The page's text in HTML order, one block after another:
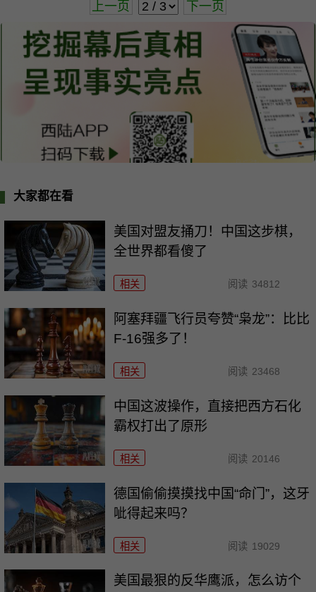
上一页 下一页
大家都在看
美国对盟友捅刀！中国这步棋，
全世界都看傻了
相关 阅读 34812
阿塞拜疆飞行员夸赞“枭龙”：比比
F-16强多了！
相关 阅读 23468
中国这波操作，直接把西方石化
霸权打出了原形
相关 阅读 20146
德国偷偷摸摸找中国“命门”，这牙
呲得起来吗？
相关 阅读 19029
美国最狠的反华鹰派，怎么访个